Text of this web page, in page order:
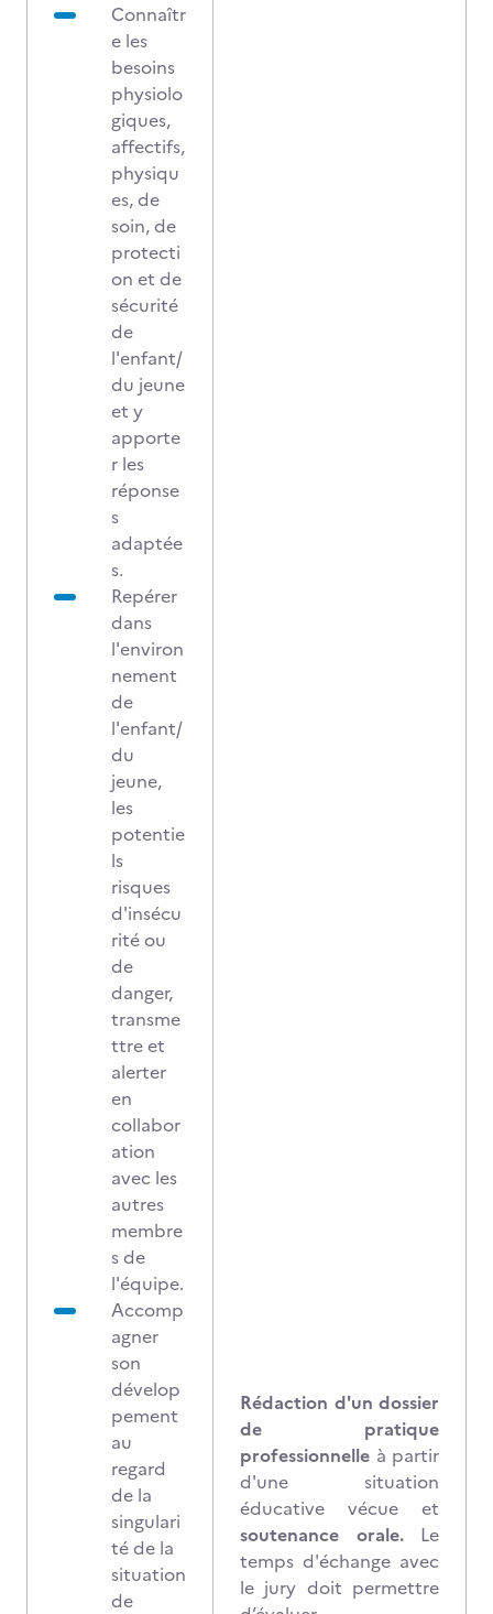
Connaîtr
e les
besoins
physiolo
giques,
affectifs,
physiqu
es, de
soin, de
protecti
on et de
sécurité
de
l'enfant/
du jeune
et y
apporte
r les
réponse
s
adaptée
s.
Repérer
dans
l'environ
nement
de
l'enfant/
du
jeune,
les
potentie
ls
risques
d'insécu
rité ou
de
danger,
transme
ttre et
alerter
en
collabor
ation
avec les
autres
membre
s de
l'équipe.
Accomp
agner
son
dévelop
pement
au
regard
de la
singulari
té de la
situation
de
Rédaction d'un dossier
de pratique
professionnelle à partir
d'une situation
éducative vécue et
soutenance orale. Le
temps d'échange avec
le jury doit permettre